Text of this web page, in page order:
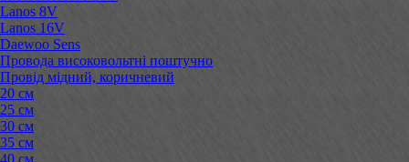
Lanos 8V
Lanos 16V
Daewoo Sens
Провода високовольтні поштучно
Провід мідний, коричневий
20 см
25 см
30 см
35 см
40 см